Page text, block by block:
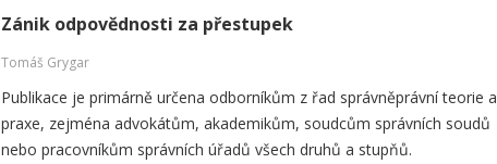
Zánik odpovědnosti za přestupek
Tomáš Grygar
Publikace je primárně určena odborníkům z řad správněprávní teorie a
praxe, zejména advokátům, akademikům, soudcům správních soudů
nebo pracovníkům správních úřadů všech druhů a stupňů.